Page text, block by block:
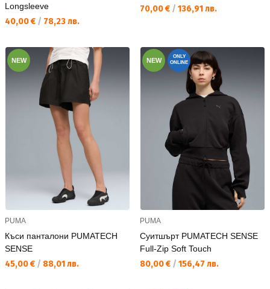
Longsleeve
Текуща цена:
40,00 € / 78,23 лв.
Текуща цена:
70,00 € / 136,91 лв.
NEW
PUMA
Къси панталони PUMATECH
SENSE
Текуща цена:
45,00 € / 88,01 лв.
NEW
ONLY
ONLINE
PUMA
Суитшърт PUMATECH SENSE
Full-Zip Soft Touch
Текуща цена:
80,00 € / 156,47 лв.